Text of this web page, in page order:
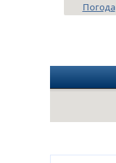
Погода